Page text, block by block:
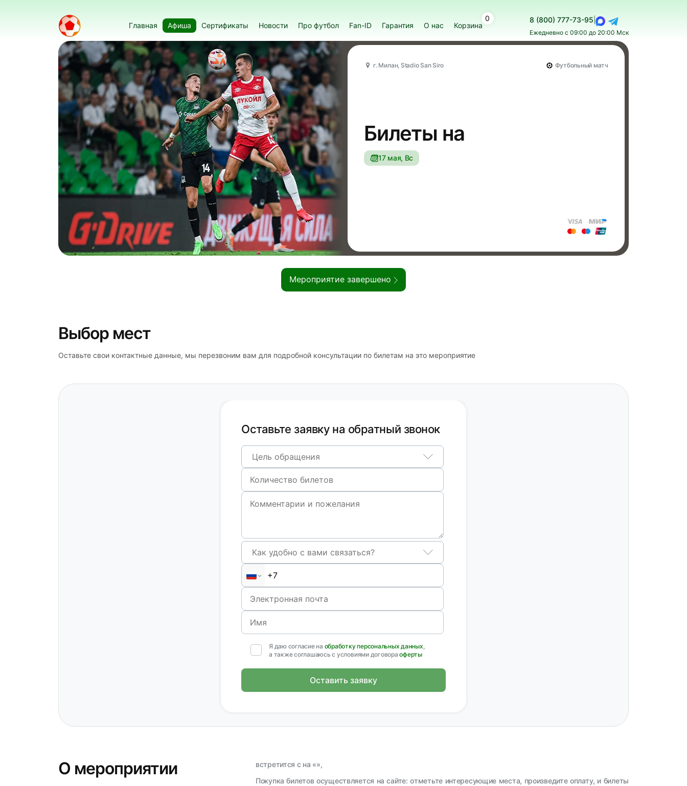
Главная Афиша Сертификаты Новости Про футбол Fan-ID Гарантия О нас Корзина
0 8 (800) 777-73-95
Ежедневно с 09:00 до 20:00 Мск
г. Милан, Stadio San Siro Футбольный матч
Билеты на
17 мая, Вс
Мероприятие завершено
Выбор мест
Оставьте свои контактные данные, мы перезвоним вам для подробной консультации по билетам на это мероприятие
Оставьте заявку на обратный звонок
Цель обращения
Как удобно с вами связаться?
Я даю согласие на обработку персональных данных,
а также соглашаюсь с условиями договораоферты
Оставить заявку
О мероприятии
встретится с на «»,
Покупка билетов осуществляется на сайте: отметьте интересующие места, произведите оплату, и билеты